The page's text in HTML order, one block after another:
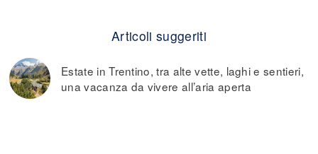
Articoli suggeriti
Estate in Trentino, tra alte vette, laghi e sentieri,
una vacanza da vivere all’aria aperta